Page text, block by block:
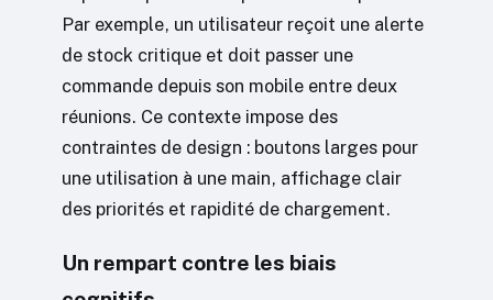
Par exemple, un utilisateur reçoit une alerte
de stock critique et doit passer une
commande depuis son mobile entre deux
réunions. Ce contexte impose des
contraintes de design : boutons larges pour
une utilisation à une main, affichage clair
des priorités et rapidité de chargement.
Un rempart contre les biais